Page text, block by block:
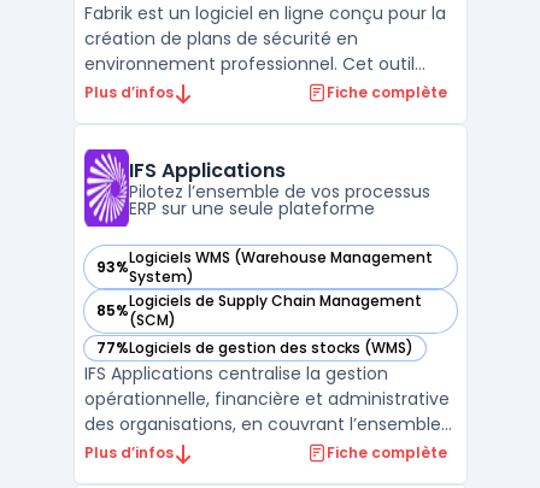
Fabrik est un logiciel en ligne conçu pour la
création de plans de sécurité en
environnement professionnel. Cet outil
cible les professionnels devant produire des
et gérer les délais. Il prend en compte
strictement ...
Plus d’infos Fiche complète
IFS Applications
Pilotez l’ensemble de vos processus
ERP sur une seule plateforme
93%Logiciels WMS (Warehouse Management
System)
— voir IFS Applications dans cette catégorie
85%Logiciels de Supply Chain Management
(SCM)
— voir IFS Applications dans cette catégorie
77%Logiciels de gestion des stocks (WMS)
— voir IFS Applications dans cette catégorie
IFS Applications centralise la gestion
opérationnelle, financière et administrative
des organisations, en couvrant l’ensemble
du cycle métier via une plateforme unique.
Plus d’infos Fiche complète